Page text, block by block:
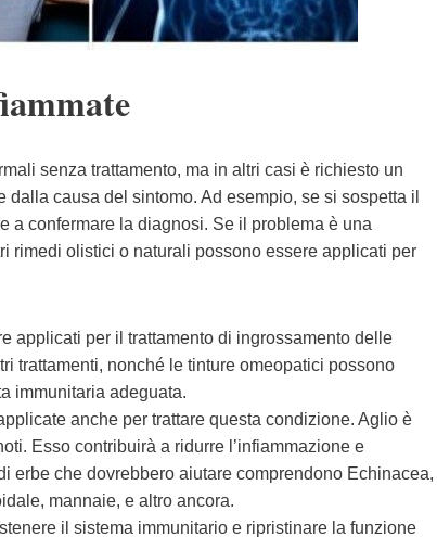
senza trattamento, ma in altri casi è richiesto un
dalla causa del sintomo. Ad esempio, se si sospetta il
a confermare la diagnosi. Se il problema è una
rimedi olistici o naturali possono essere applicati per
applicati per il trattamento di ingrossamento delle
trattamenti, nonché le tinture omeopatici possono
immunitaria adeguata.
anche per trattare questa condizione. Aglio è
Esso contribuirà a ridurre l’infiammazione e
erbe che dovrebbero aiutare comprendono Echinacea,
mannaie, e altro ancora.
il sistema immunitario e ripristinare la funzione